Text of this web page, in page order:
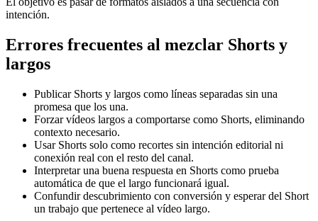
intención.
Errores frecuentes al mezclar Shorts y
largos
Publicar Shorts y largos como líneas separadas sin una
promesa que los una.
Forzar vídeos largos a comportarse como Shorts, eliminando
contexto necesario.
Usar Shorts solo como recortes sin intención editorial ni
conexión real con el resto del canal.
Interpretar una buena respuesta en Shorts como prueba
automática de que el largo funcionará igual.
Confundir descubrimiento con conversión y esperar del Short
un trabajo que pertenece al vídeo largo.